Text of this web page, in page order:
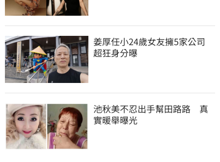
姜厚任小24歲女友擁5家公司
超狂身分曝
池秋美不忍出手幫田路路　真
實暖舉曝光